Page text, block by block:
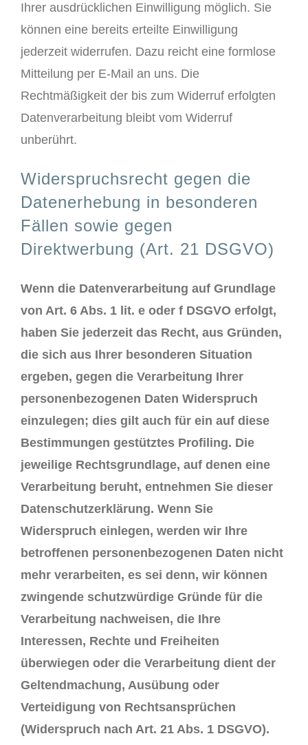
Ihrer ausdrücklichen Einwilligung möglich. Sie
können eine bereits erteilte Einwilligung
jederzeit widerrufen. Dazu reicht eine formlose
Mitteilung per E-Mail an uns. Die
Rechtmäßigkeit der bis zum Widerruf erfolgten
Datenverarbeitung bleibt vom Widerruf
unberührt.
Widerspruchsrecht gegen die
Datenerhebung in besonderen
Fällen sowie gegen
Direktwerbung (Art. 21 DSGVO)
Wenn die Datenverarbeitung auf Grundlage
von Art. 6 Abs. 1 lit. e oder f DSGVO erfolgt,
haben Sie jederzeit das Recht, aus Gründen,
die sich aus Ihrer besonderen Situation
ergeben, gegen die Verarbeitung Ihrer
personenbezogenen Daten Widerspruch
einzulegen; dies gilt auch für ein auf diese
Bestimmungen gestütztes Profiling. Die
jeweilige Rechtsgrundlage, auf denen eine
Verarbeitung beruht, entnehmen Sie dieser
Datenschutzerklärung. Wenn Sie
Widerspruch einlegen, werden wir Ihre
betroffenen personenbezogenen Daten nicht
mehr verarbeiten, es sei denn, wir können
zwingende schutzwürdige Gründe für die
Verarbeitung nachweisen, die Ihre
Interessen, Rechte und Freiheiten
überwiegen oder die Verarbeitung dient der
Geltendmachung, Ausübung oder
Verteidigung von Rechtsansprüchen
(Widerspruch nach Art. 21 Abs. 1 DSGVO).